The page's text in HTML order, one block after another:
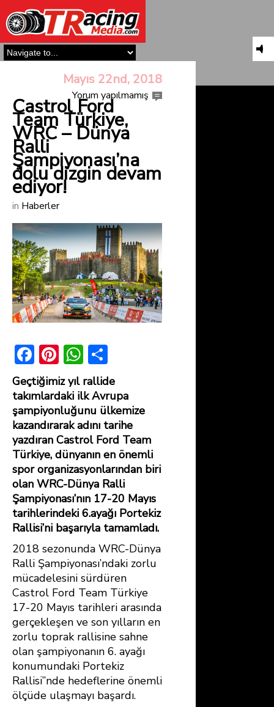
Mayıs 22nd, 2018
Yorum yapılmamış
Castrol Ford
Team Türkiye,
WRC – Dünya
Ralli
Şampiyonası’na
dolu dizgin devam
ediyor!
in Haberler
F
ac
e
b
o
ok
Pi
nt
er
e
st
W
h
at
s
A
p
p
h
ar
e
Geçtiğimiz yıl rallide
takımlardaki ilk Avrupa
şampiyonluğunu ülkemize
kazandırarak adını tarihe
yazdıran Castrol Ford Team
Türkiye, dünyanın en önemli
spor organizasyonlarından biri
olan WRC-Dünya Ralli
Şampiyonası’nın 17-20 Mayıs
tarihlerindeki 6.ayağı Portekiz
Rallisi’ni başarıyla tamamladı.
2018 sezonunda WRC-Dünya
Ralli Şampiyonası’ndaki zorlu
mücadelesini sürdüren
Castrol Ford Team Türkiye
17-20 Mayıs tarihleri arasında
gerçekleşen ve son yılların en
zorlu toprak rallisine sahne
olan şampiyonanın 6. ayağı
konumundaki Portekiz
Rallisi’’nde hedeflerine önemli
ölçüde ulaşmayı başardı.